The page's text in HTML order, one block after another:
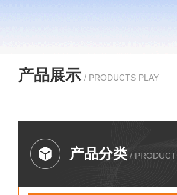
产品展示 / PRODUCTS PLAY
产品分类 / PRODUCT